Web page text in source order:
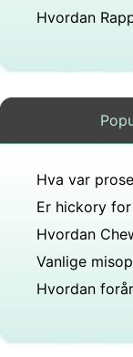
Hvordan
Er hickory
Vanlige